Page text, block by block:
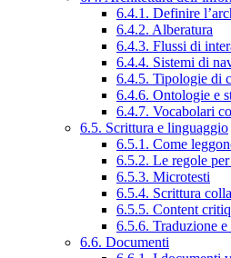
6.4.1. Definire
6.4.2. Alberatura
6.4.3. Flussi di
6.4.4. Sistemi di
6.4.5. Tipologie di
6.4.6. Ontologie e
6.4.7. Vocabolari
6.5. Scrittura e linguaggio
6.5.1. Come
6.5.2. Le regole
6.5.3. Microtesti
6.5.4. Scrittura
6.5.5. Content
6.5.6. Traduzione
6.6. Documenti